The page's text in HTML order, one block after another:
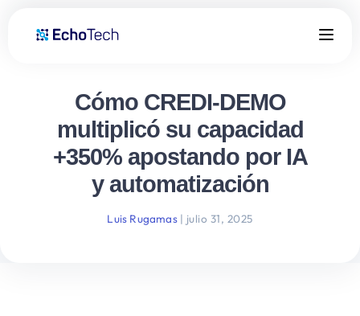
Cómo CREDI-DEMO
multiplicó su capacidad
+350% apostando por IA
y automatización
Luis Rugamas | julio 31, 2025